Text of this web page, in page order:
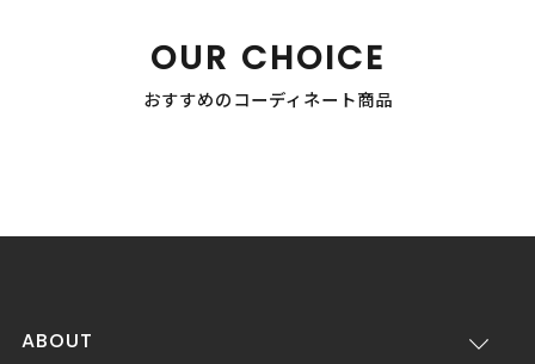
OUR CHOICE
おすすめのコーディネート商品
ABOUT